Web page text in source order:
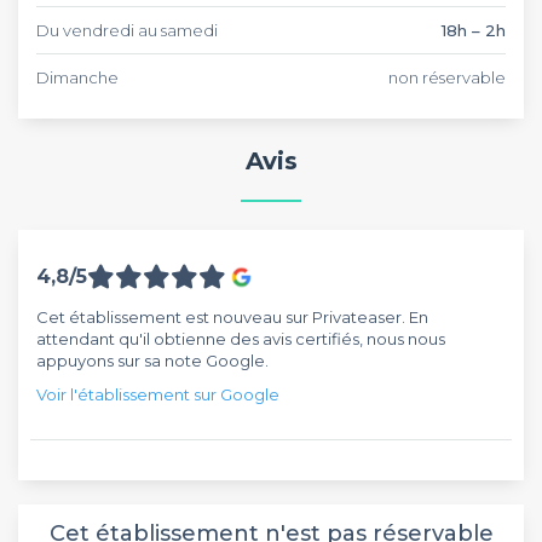
Du vendredi au samedi 18h – 2h
Dimanche non réservable
Avis
4,8/5
Cet établissement est nouveau sur Privateaser. En
attendant qu'il obtienne des avis certifiés, nous nous
appuyons sur sa note Google.
Voir l'établissement sur Google
Cet établissement n'est pas réservable